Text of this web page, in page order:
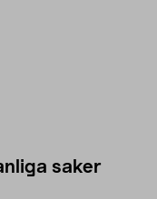
saker